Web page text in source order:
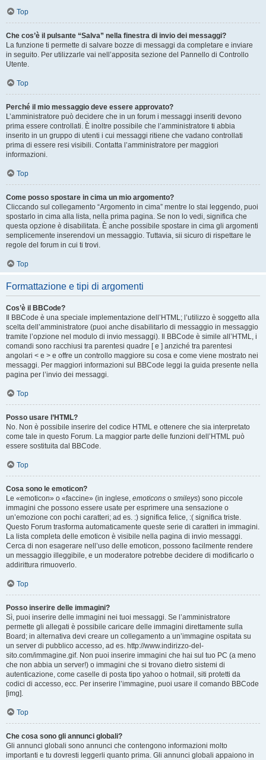
Top
Che cos’è il pulsante “Salva” nella finestra di invio dei messaggi?
La funzione ti permette di salvare bozze di messaggi da completare e inviare
in seguito. Per utilizzarle vai nell’apposita sezione del Pannello di Controllo
Utente.
Top
Perché il mio messaggio deve essere approvato?
L’amministratore può decidere che in un forum i messaggi inseriti devono
prima essere controllati. È inoltre possibile che l’amministratore ti abbia
inserito in un gruppo di utenti i cui messaggi ritiene che vadano controllati
prima di essere resi visibili. Contatta l’amministratore per maggiori
informazioni.
Top
Come posso spostare in cima un mio argomento?
Cliccando sul collegamento “Argomento in cima” mentre lo stai leggendo, puoi
spostarlo in cima alla lista, nella prima pagina. Se non lo vedi, significa che
questa opzione è disabilitata. È anche possibile spostare in cima gli argomenti
semplicemente inserendovi un messaggio. Tuttavia, sii sicuro di rispettare le
regole del forum in cui ti trovi.
Top
Formattazione e tipi di argomenti
Cos’è il BBCode?
Il BBCode è una speciale implementazione dell’HTML; l’utilizzo è soggetto alla
scelta dell’amministratore (puoi anche disabilitarlo di messaggio in messaggio
tramite l’opzione nel modulo di invio messaggi). Il BBCode è simile all’HTML, i
comandi sono racchiusi tra parentesi quadre [ e ] anziché tra parentesi
angolari < e > e offre un controllo maggiore su cosa e come viene mostrato nei
messaggi. Per maggiori informazioni sul BBCode leggi la guida presente nella
pagina per l’invio dei messaggi.
Top
Posso usare l’HTML?
No. Non è possibile inserire del codice HTML e ottenere che sia interpretato
come tale in questo Forum. La maggior parte delle funzioni dell’HTML può
essere sostituita dal BBCode.
Top
Cosa sono le emoticon?
Le «emoticon» o «faccine» (in inglese, emoticons o smileys) sono piccole
immagini che possono essere usate per esprimere una sensazione o
un’emozione con pochi caratteri; ad es. :) significa felice, :( significa triste.
Questo Forum trasforma automaticamente queste serie di caratteri in immagini.
La lista completa delle emoticon è visibile nella pagina di invio messaggi.
Cerca di non esagerare nell’uso delle emoticon, possono facilmente rendere
un messaggio illeggibile, e un moderatore potrebbe decidere di modificarlo o
addirittura rimuoverlo.
Top
Posso inserire delle immagini?
Sì, puoi inserire delle immagini nei tuoi messaggi. Se l’amministratore
permette gli allegati è possibile caricare delle immagini direttamente sulla
Board; in alternativa devi creare un collegamento a un’immagine ospitata su
un server di pubblico accesso, ad es. http://www.indirizzo-del-
sito.com/immagine.gif. Non puoi inserire immagini che hai sul tuo PC (a meno
che non abbia un server!) o immagini che si trovano dietro sistemi di
autenticazione, come caselle di posta tipo yahoo o hotmail, siti protetti da
codici di accesso, ecc. Per inserire l’immagine, puoi usare il comando BBCode
[img].
Top
Che cosa sono gli annunci globali?
Gli annunci globali sono annunci che contengono informazioni molto
importanti e tu dovresti leggerli quanto prima. Gli annunci globali appaiono in